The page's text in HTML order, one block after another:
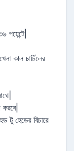
পয়েন্টে|
কাল চার্চিলের
টু হেডের বিচারে